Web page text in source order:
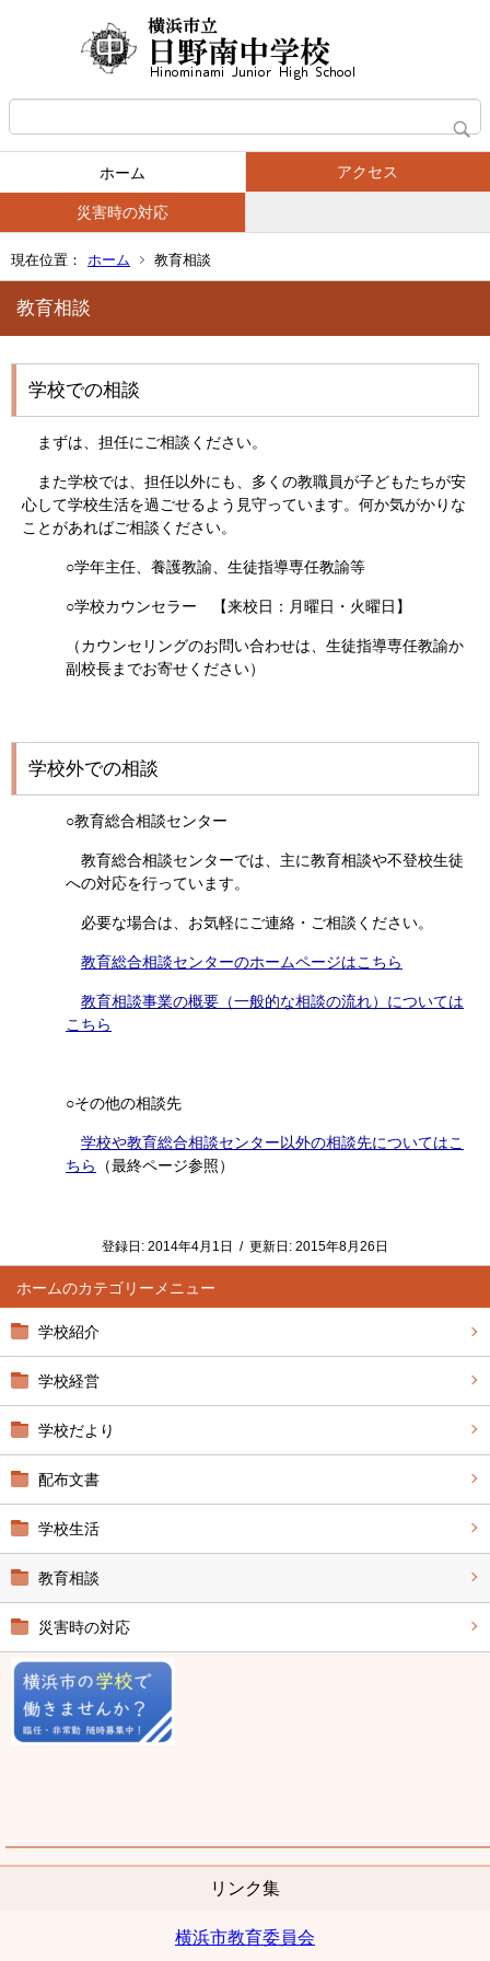
ホーム アクセス
災害時の対応
現在位置： ホーム 教育相談
ホーム
学校紹介
学校経営
学校だより
配布文書
学校生活
教育相談
災害時の対応
リンク集
横浜市教育委員会
教育相談
学校での相談
まずは、担任にご相談ください。
また学校では、担任以外にも、多くの教職員が子どもたちが安
心して学校生活を過ごせるよう見守っています。何か気がかりな
ことがあればご相談ください。
○学年主任、養護教諭、生徒指導専任教諭等
○学校カウンセラー 【来校日：月曜日・火曜日】
（カウンセリングのお問い合わせは、生徒指導専任教諭か
副校長までお寄せください）
学校外での相談
○教育総合相談センター
教育総合相談センターでは、主に教育相談や不登校生徒
への対応を行っています。
必要な場合は、お気軽にご連絡・ご相談ください。
教育総合相談センターのホームページはこちら
教育相談事業の概要（一般的な相談の流れ）については
こちら
○その他の相談先
学校や教育総合相談センター以外の相談先についてはこ
ちら
（最終ページ参照）
登録日: 2014年4月1日 / 更新日: 2015年8月26日